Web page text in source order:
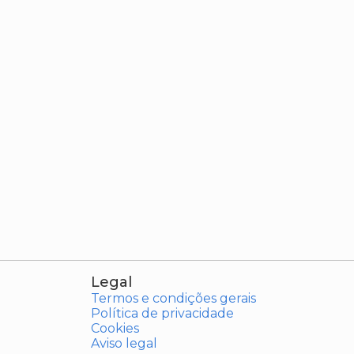
Legal
Termos e condições gerais
Política de privacidade
Cookies
Aviso legal